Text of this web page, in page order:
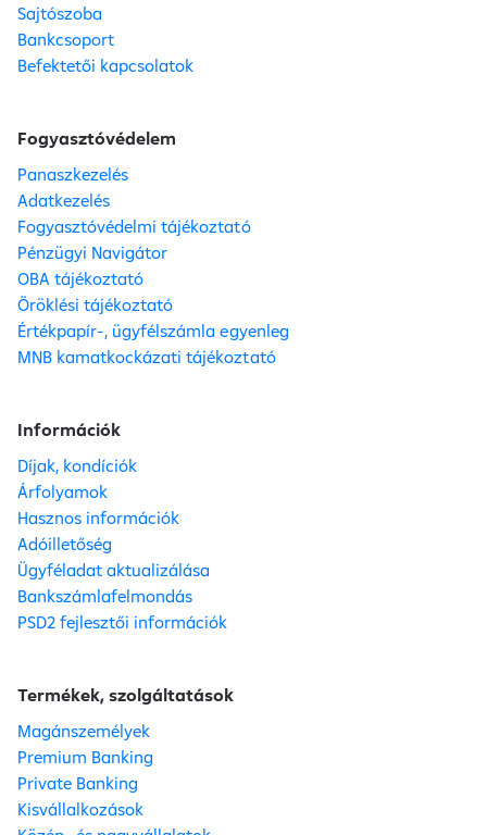
Sajtószoba
Bankcsoport
Befektetői kapcsolatok
Fogyasztóvédelem
Panaszkezelés
Adatkezelés
Fogyasztóvédelmi tájékoztató
Pénzügyi Navigátor
OBA tájékoztató
Öröklési tájékoztató
Értékpapír-, ügyfélszámla egyenleg
MNB kamatkockázati tájékoztató
Információk
Díjak, kondíciók
Árfolyamok
Hasznos információk
Adóilletőség
Ügyféladat aktualizálása
Bankszámlafelmondás
PSD2 fejlesztői információk
Termékek, szolgáltatások
Magánszemélyek
Premium Banking
Private Banking
Kisvállalkozások